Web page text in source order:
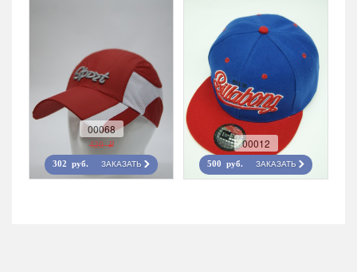
00068
420 r
302 руб. ЗАКАЗАТЬ
00012
500 руб. ЗАКАЗАТЬ